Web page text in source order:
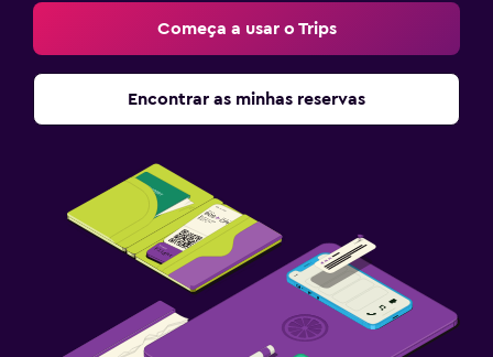
Começa a usar o Trips
Encontrar as minhas reservas